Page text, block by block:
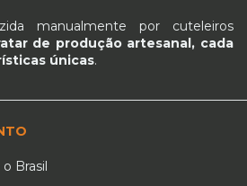
manualmente por cuteleiros
de produção artesanal, cada
únicas.
Brasil